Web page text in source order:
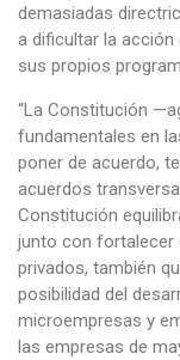
demasiadas
a dificultar la
sus propios
“La Constitución
fundamentales en
poner de acuerdo,
acuerdos
Constitución
junto con fortalecer
privados, también
posibilidad del
microempresas y
las empresas de